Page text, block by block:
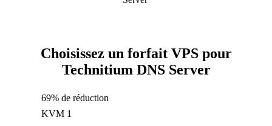
Choisissez un forfait VPS pour
Technitium DNS Server
69% de réduction
KVM 1